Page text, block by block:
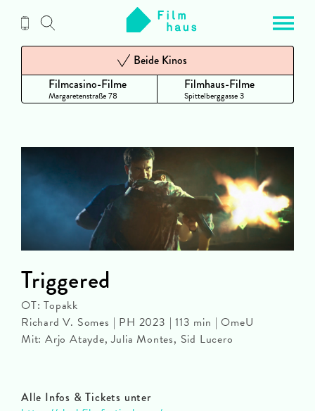
Inhalt
Filmcasino-Filme
Margaretenstraße 78
Beide Kinos
Filmhaus-Filme
Spittelberggasse 3
Alle Infos & Tickets unter
Triggered
OT: Topakk
Richard V. Somes | PH 2023 | 113 min | OmeU
Mit: Arjo Atayde, Julia Montes, Sid Lucero